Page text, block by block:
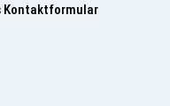
Kontaktformular